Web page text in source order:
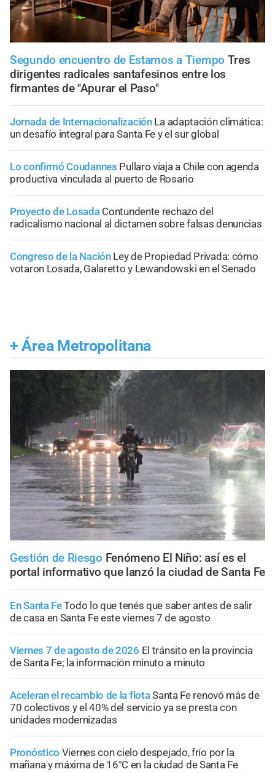
Segundo encuentro de Estamos a Tiempo Tres
dirigentes radicales santafesinos entre los
firmantes de "Apurar el Paso"
Jornada de Internacionalización La adaptación climática:
un desafío integral para Santa Fe y el sur global
Lo confirmó Coudannes Pullaro viaja a Chile con agenda
productiva vinculada al puerto de Rosario
Proyecto de Losada Contundente rechazo del
radicalismo nacional al dictamen sobre falsas denuncias
Congreso de la Nación Ley de Propiedad Privada: cómo
votaron Losada, Galaretto y Lewandowski en el Senado
+ Área Metropolitana
Gestión de Riesgo Fenómeno El Niño: así es el
portal informativo que lanzó la ciudad de Santa Fe
En Santa FeTodo lo que tenés que saber antes de salir
de casa en Santa Fe este viernes 7 de agosto
Viernes 7 de agosto de 2026 El tránsito en la provincia
de Santa Fe; la información minuto a minuto
Aceleran el recambio de la flotaSanta Fe renovó más de
70 colectivos y el 40% del servicio ya se presta con
unidades modernizadas
Pronóstico Viernes con cielo despejado, frío por la
mañana y máxima de 16°C en la ciudad de Santa Fe